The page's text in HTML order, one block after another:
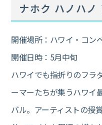
ナホク ハノハノ
開催場所：ハワイ・コン
開催日時：5月中旬
ハワイでも指折りのフラ
ーマーたちが集うハワイ
バル。アーティストの授